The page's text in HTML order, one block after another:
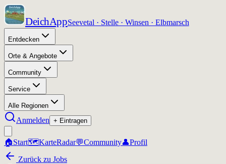
DeichAppSeevetal · Stelle · Winsen · Elbmarsch
Entdecken
Orte & Angebote
Community
Service
Alle Regionen
Anmelden + Eintragen
🏠Start🗺️KarteRadar💬Community👤Profil
Zurück zu Jobs